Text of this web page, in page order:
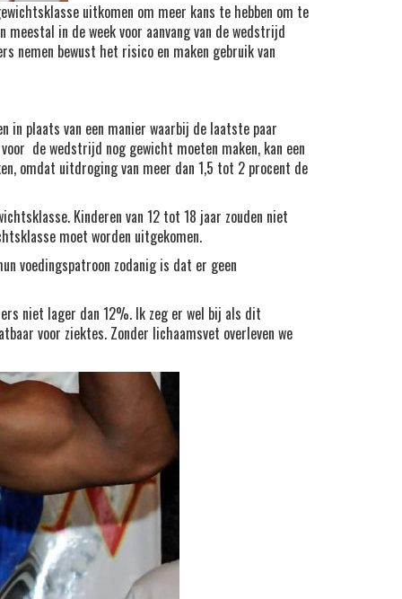
uitkomen om meer kans te hebben om te
in de week voor aanvang van de wedstrijd
nemen bewust het risico en maken gebruik van
in plaats van een manier waarbij de laatste paar
de wedstrijd nog gewicht moeten maken, kan een
omdat uitdroging van meer dan 1,5 tot 2 procent de
Kinderen van 12 tot 18 jaar zouden niet
moet worden uitgekomen.
voedingspatroon zodanig is dat er geen
niet lager dan 12%. Ik zeg er wel bij als dit
voor ziektes. Zonder lichaamsvet overleven we